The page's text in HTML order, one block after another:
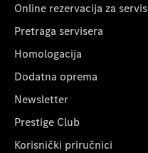
Online rezervacija za servis
Pretraga servisera
Homologacija
Dodatna oprema
Newsletter
Prestige Club
Korisnički priručnici